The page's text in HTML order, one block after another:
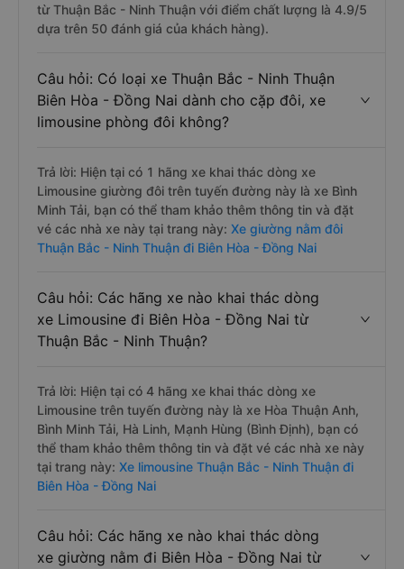
từ Thuận Bắc - Ninh Thuận với điểm chất lượng là 4.9/5
dựa trên 50 đánh giá của khách hàng).
Câu hỏi: Có loại xe Thuận Bắc - Ninh Thuận
Biên Hòa - Đồng Nai dành cho cặp đôi, xe
limousine phòng đôi không?
Trả lời: Hiện tại có 1 hãng xe khai thác dòng xe
Limousine giường đôi trên tuyến đường này là xe Bình
Minh Tải, bạn có thể tham khảo thêm thông tin và đặt
vé các nhà xe này tại trang này: Xe giường nằm đôi
Thuận Bắc - Ninh Thuận đi Biên Hòa - Đồng Nai
Câu hỏi: Các hãng xe nào khai thác dòng
xe Limousine đi Biên Hòa - Đồng Nai từ
Thuận Bắc - Ninh Thuận?
Trả lời: Hiện tại có 4 hãng xe khai thác dòng xe
Limousine trên tuyến đường này là xe Hòa Thuận Anh,
Bình Minh Tải, Hà Linh, Mạnh Hùng (Bình Định), bạn có
thể tham khảo thêm thông tin và đặt vé các nhà xe này
tại trang này: Xe limousine Thuận Bắc - Ninh Thuận đi
Biên Hòa - Đồng Nai
Câu hỏi: Các hãng xe nào khai thác dòng
xe giường nằm đi Biên Hòa - Đồng Nai từ